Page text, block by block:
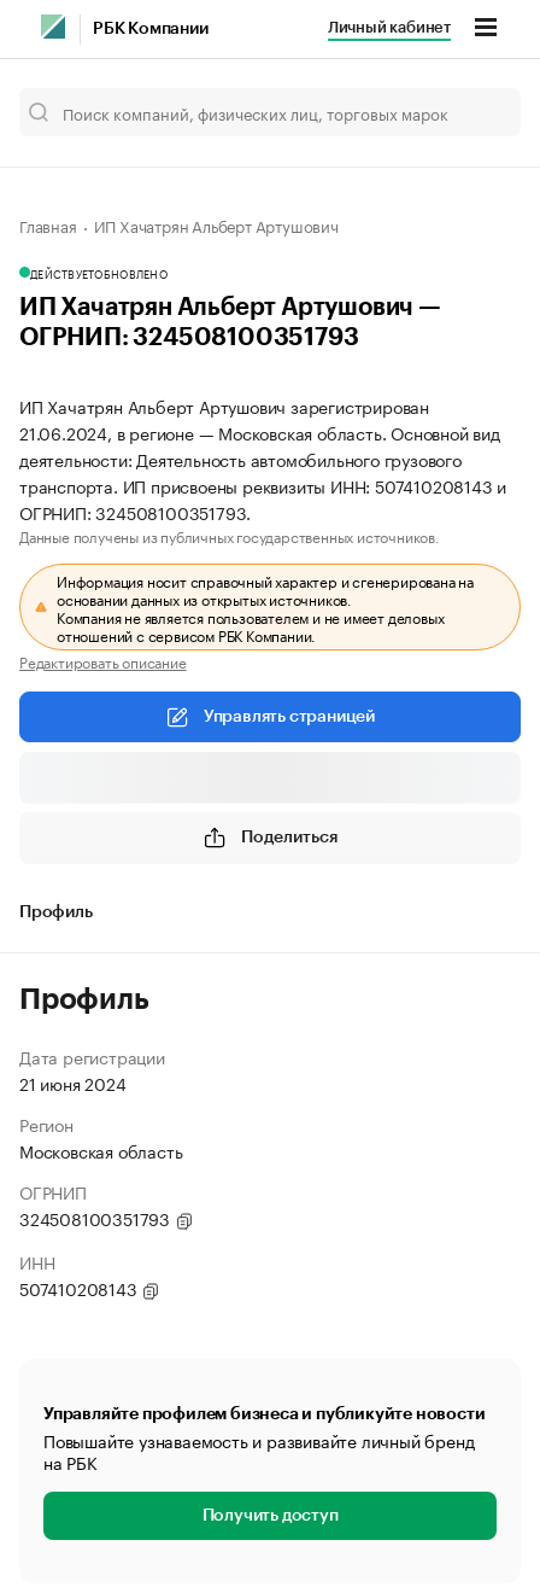
РБК Компании Личный кабинет
Главная ИП Хачатрян Альберт Артушович
ДЕЙСТВУЕТОБНОВЛЕНО
ИП Хачатрян Альберт Артушович —
ОГРНИП: 324508100351793
ИП Хачатрян Альберт Артушович зарегистрирован
21.06.2024, в регионе — Московская область. Основной вид
деятельности: Деятельность автомобильного грузового
транспорта. ИП присвоены реквизиты ИНН: 507410208143 и
ОГРНИП: 324508100351793.
Данные получены из публичных государственных источников.
Информация носит справочный характер и сгенерирована на
основании данных из открытых источников.
Компания не является пользователем и не имеет деловых
отношений с сервисом РБК Компании.
Редактировать описание
Управлять страницей
Поделиться
Профиль
Профиль
Дата регистрации
21 июня 2024
Регион
Московская область
ОГРНИП
324508100351793
ИНН
507410208143
Управляйте профилем бизнеса и публикуйте новости
Повышайте узнаваемость и развивайте личный бренд
на РБК
Получить доступ